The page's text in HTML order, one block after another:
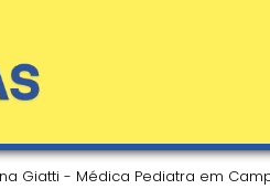
Giatti - Médica Pediatra em